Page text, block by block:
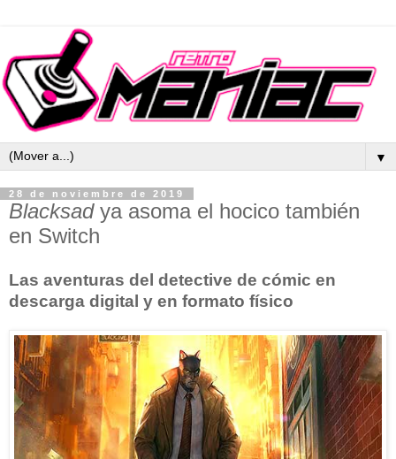
▼
28 de noviembre de 2019
Blacksadya asoma el hocico también
en Switch
Las aventuras del detective de cómic en
descarga digital y en formato físico